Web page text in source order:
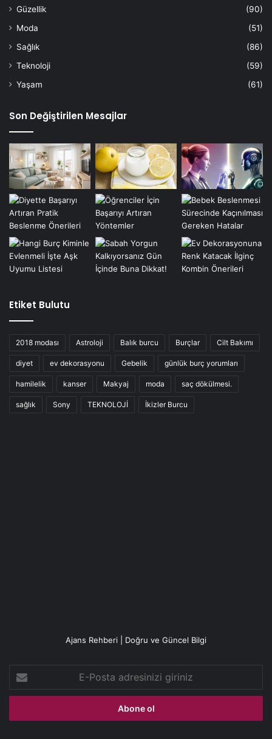
Güzellik
(90)
Moda
(51)
Sağlık
(86)
Teknoloji
(59)
Yaşam
(61)
Son Değiştirilen Mesajlar
Etiket Bulutu
2018 modası Astroloji Balık burcu Burçlar Cilt Bakımı
diyet ev dekorasyonu Gebelik günlük burç yorumları
hamilelik kanser Makyaj moda saç dökülmesi.
sağlık Sony TEKNOLOJİ İkizler Burcu
Ajans Rehberi | Doğru ve Güncel Bilgi
Posta
adresinizi